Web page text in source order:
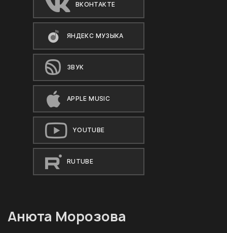
ВКОНТАКТЕ
ЯНДЕКС МУЗЫКА
ЗВУК
APPLE MUSIC
YOUTUBE
RUTUBE
Анюта Морозова